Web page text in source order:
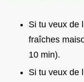
Si tu veux de
fraîches
10 min).
Si tu veux de